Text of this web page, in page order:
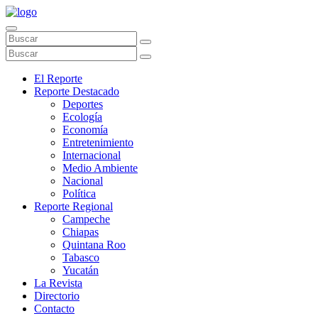
El Reporte
Reporte Destacado
Deportes
Ecología
Economía
Entretenimiento
Internacional
Medio Ambiente
Nacional
Política
Reporte Regional
Campeche
Chiapas
Quintana Roo
Tabasco
Yucatán
La Revista
Directorio
Contacto